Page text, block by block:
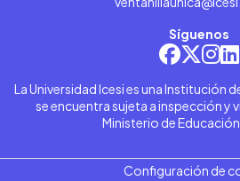
Síguenos
La Universidad Icesi es una Institución
se encuentra sujeta a inspección y
Ministerio de
Configuración de